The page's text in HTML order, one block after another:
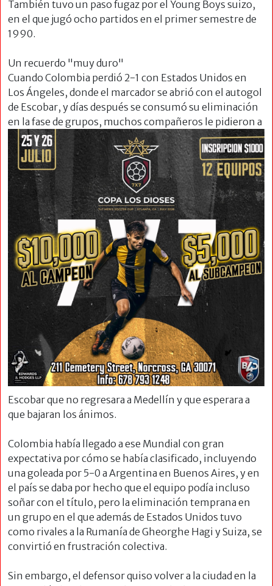
También tuvo un paso fugaz por el Young Boys suizo,
en el que jugó ocho partidos en el primer semestre de
1990.
Un recuerdo "muy duro"
Cuando Colombia perdió 2-1 con Estados Unidos en
Los Ángeles, donde el marcador se abrió con el autogol
de Escobar, y días después se consumó su eliminación
en la fase de grupos, muchos compañeros le pidieron a
Escobar que no regresara a Medellín y que esperara a
que bajaran los ánimos.
Colombia había llegado a ese Mundial con gran
expectativa por cómo se había clasificado, incluyendo
una goleada por 5-0 a Argentina en Buenos Aires, y en
el país se daba por hecho que el equipo podía incluso
soñar con el título, pero la eliminación temprana en
un grupo en el que además de Estados Unidos tuvo
como rivales a la Rumanía de Gheorghe Hagi y Suiza, se
convirtió en frustración colectiva.
Sin embargo, el defensor quiso volver a la ciudad en la